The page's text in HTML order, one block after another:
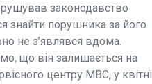
законодавство
знайти порушника за його
не з’являвся вдома.
що він залишається на
центру МВС, у квітні